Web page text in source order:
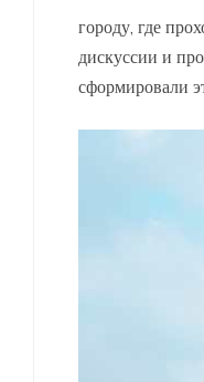
городу, где
дискуссии и
сформировали